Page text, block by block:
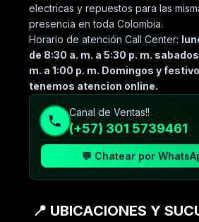
electricas y repuestos para las
presencia en toda Colombia.
Horario de atención Call Center:
de 8:30 a. m. a 5:30 p. m.
m. a 1:00 p. m. Domingos y
tenemos atencion online.
Canal de Ventas!!
(+57) 301 5739461
💬 Chatear por
📍 UBICACIONES Y